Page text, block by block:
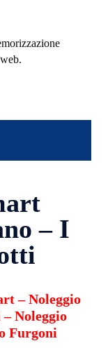
– I
–Noleggio
–Noleggio
Furgoni